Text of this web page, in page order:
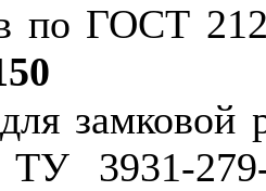
по ГОСТ
замковой
3931-